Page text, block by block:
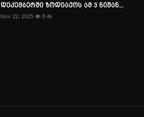
დეკემბერში ზოდიაქოს ამ 3 ნიშან...
Nov 22, 2025 8.4k